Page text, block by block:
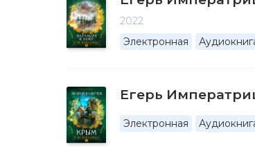
2022
Электронная
Егерь
Электронная